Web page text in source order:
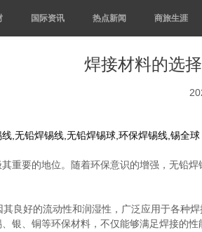
国际资讯 热点新闻 商旅生涯
焊接材料的选
,无铅焊锡线,无铅焊锡球,环保焊锡线,锡全
重要的地位。随着环保意识的增强，无铅
良好的流动性和润湿性，广泛应用于各种
银、铜等环保材料，不仅能够满足焊接的